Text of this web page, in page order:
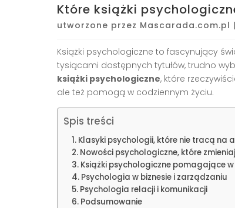
Które książki
utworzone przez Mascarada.com.pl |
Książki psychologiczne to fascynujący
tysiącami dostępnych tytułów, trudno
książki psychologiczne, które
ale też pomogą w codziennym życiu.
Spis treści
Klasyki psychologii, które nie tracą na
Nowości psychologiczne, które
Książki psychologiczne pomagające
Psychologia w biznesie i zarządzaniu
Psychologia relacji i komunikacji
Podsumowanie